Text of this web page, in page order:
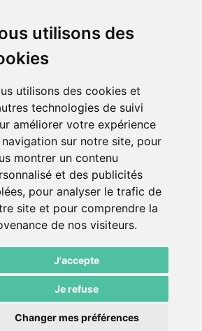
utilisons des
utilisons des cookies et
technologies de suivi
améliorer votre expérience
sur notre site, pour
montrer un contenu
et des publicités
pour analyser le trafic de
site et pour comprendre la
de nos visiteurs.
J'accepte
Je refuse
Changer mes préférences
32 725 03 03
05 05
Danse Neuchâtel